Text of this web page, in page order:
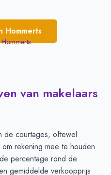
Hommerts
Hommerts
van makelaars
de courtages, oftewel
rekening mee te houden.
percentage rond de
gemiddelde verkoopprijs